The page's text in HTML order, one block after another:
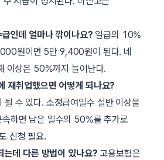
인데 얼마나 깎이나요? 일급의 10%
원이면 5만 9,400원이 된다. 네
이상은 50%까지 늘어난다.
재취업했으면 어떻게 되나요?
될 수 있다. 소정급여일수 절반 이상을
하면 남은 일수의 50%를 추가로
신청 필요.
데 다른 방법이 있나요? 고용보험은